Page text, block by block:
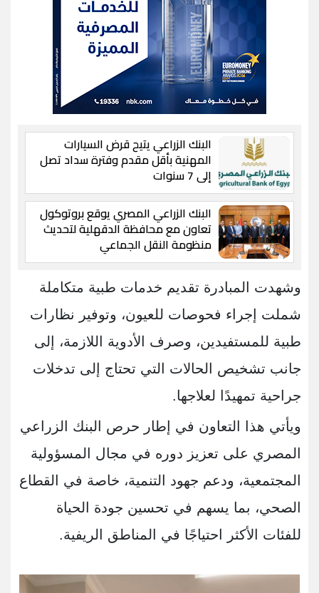
البنك الزراعي يتيح قرض السيارات
المهنية بأقل مقدم وفترة سداد تصل
إلى 7 سنوات
البنك الزراعي المصري يوقع بروتوكول
تعاون مع محافظة الدقهلية لتحديث
منظومة النقل الجماعي
وشهدت المبادرة تقديم خدمات طبية متكاملة
شملت إجراء فحوصات للعيون، وتوفير نظارات
طبية للمستفيدين، وصرف الأدوية اللازمة، إلى
جانب تشخيص الحالات التي تحتاج إلى تدخلات
جراحية تمهيدًا لعلاجها.
ويأتي هذا التعاون في إطار حرص البنك الزراعي
المصري على تعزيز دوره في مجال المسؤولية
المجتمعية، ودعم جهود التنمية، خاصة في القطاع
الصحي، بما يسهم في تحسين جودة الحياة
للفئات الأكثر احتياجًا في المناطق الريفية.